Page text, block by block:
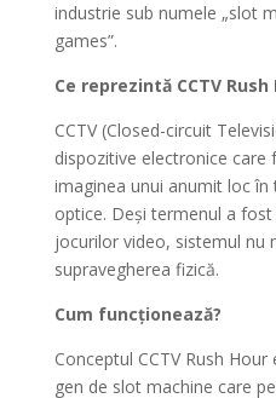
industrie sub numele „slot
games”.
Ce reprezintă CCTV Rush
CCTV (Closed-circuit
dispozitive electronice care
imaginea unui anumit loc
optice. Deși termenul a
jocurilor video, sistemul nu
supravegherea fizică.
Cum funcționează?
Conceptul CCTV Rush
gen de slot machine care